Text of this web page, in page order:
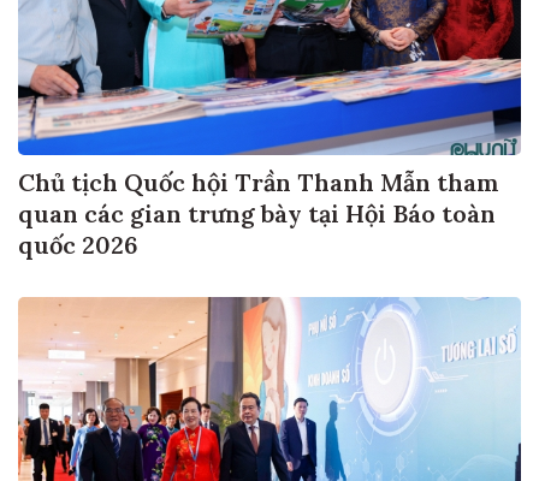
Chủ tịch Quốc hội Trần Thanh Mẫn tham
quan các gian trưng bày tại Hội Báo toàn
quốc 2026